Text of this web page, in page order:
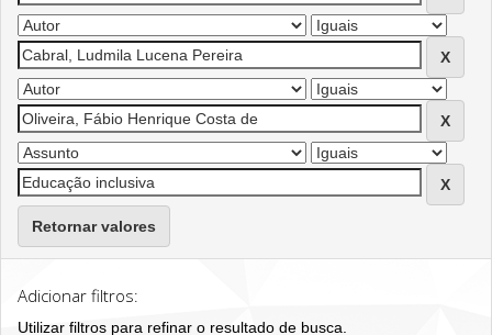
Retornar valores
Adicionar filtros:
Utilizar filtros para refinar o resultado de busca.